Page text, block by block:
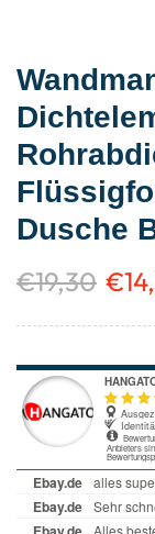
Dusche
€19,30 €